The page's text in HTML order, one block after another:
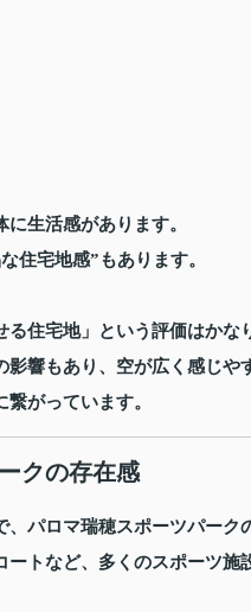
生活感があります。
住宅地感”もあります。
住宅地」という評価はかな
響もあり、空が広く感じや
がっています。
クの存在感
パロマ瑞穂スポーツパーク
トなど、多くのスポーツ施